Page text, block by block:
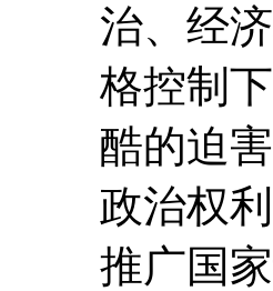
治、经
格控制
酷的迫
政治权
推广国